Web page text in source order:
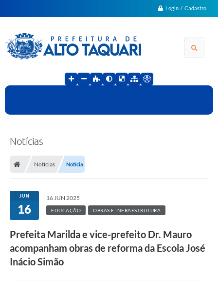
Login / Cadastro
Notícias
Notícias Notícia
JUN
16
16 JUN 2025
EDUCAÇÃO OBRAS E INFRAESTRUTURA
Prefeita Marilda e vice-prefeito Dr. Mauro
acompanham obras de reforma da Escola José
Inácio Simão